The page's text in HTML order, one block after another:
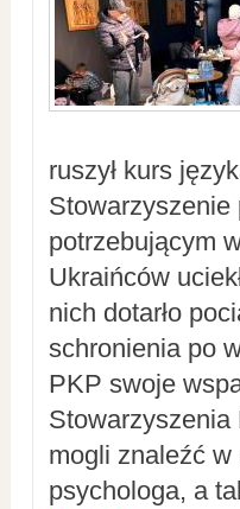
ruszył kurs
Stowarzyszenie
potrzebującym
Ukraińców
nich dotarło
schronienia po
PKP swoje
Stowarzyszenia
mogli znaleźć w
psychologa, a